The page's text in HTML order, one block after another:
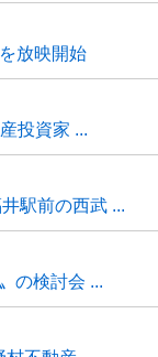
放映開始
投資家 ...
駅前の西武 ...
の検討会 ...